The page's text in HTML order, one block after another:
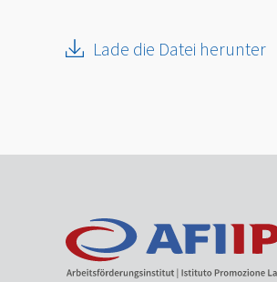
Lade die Datei herunter